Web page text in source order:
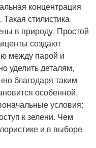
концентрация
стилистика
в природу. Простой
создают
между парой и
уделить деталям,
благодаря таким
особенной.
условия:
к зелени. Чем
и в выборе